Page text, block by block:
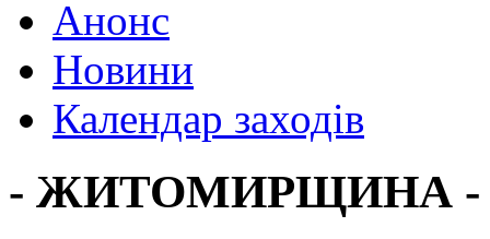
Анонс
Новини
Календар заходів
- ЖИТОМИРЩИНА -